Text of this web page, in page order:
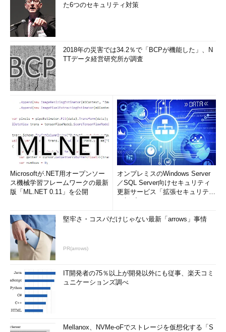
画面を見ずにディスプレイの解像度を戻す方法
画面上の文字のサイズを大きくして読みやすくする
（TIPS）
「Tech TIPS 」
た6つのセキュリティ対策
2018年の災害では34.2％で「BCPが機能した」、N
TTデータ経営研究所が調査
Microsoftが.NET用オープンソー
ス機械学習フレームワークの最新
版「ML.NET 0.11」を公開
オンプレミスのWindows Server
／SQL Server向けセキュリティ
更新サービス「拡張セキュリティ
堅牢さ・コスパだけじゃない最新「arrows」事情
PR(arrows)
IT開発者の75％以上が開発以外にも従事、楽天コミ
ュニケーションズ調べ
Mellanox、NVMe-oFでストレージを仮想化する「S